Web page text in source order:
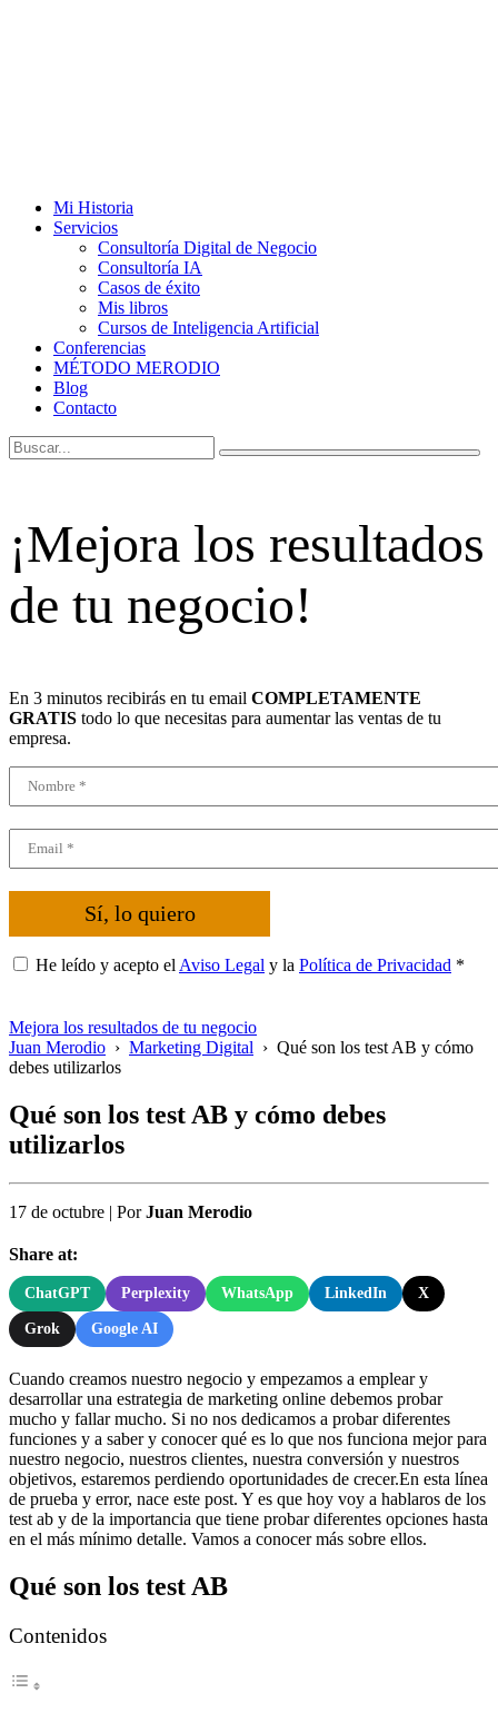
Mi Historia
Servicios
Consultoría Digital de Negocio
Consultoría IA
Casos de éxito
Mis libros
Cursos de Inteligencia Artificial
Conferencias
MÉTODO MERODIO
Blog
Contacto
¡Mejora los resultados
de tu negocio!
En 3 minutos recibirás en tu email COMPLETAMENTE
GRATIS todo lo que necesitas para aumentar las ventas de tu
empresa.
Sí, lo quiero
He leído y acepto el Aviso Legal y la Política de Privacidad *
Mejora los resultados de tu negocio
Juan Merodio › Marketing Digital › Qué son los test AB y cómo
debes utilizarlos
Qué son los test AB y cómo debes
utilizarlos
17 de octubre | PorJuan Merodio
Share at:
ChatGPT Perplexity WhatsApp LinkedIn X
Grok Google AI
Cuando creamos nuestro negocio y empezamos a emplear y
desarrollar una estrategia de marketing online debemos probar
mucho y fallar mucho. Si no nos dedicamos a probar diferentes
funciones y a saber y conocer qué es lo que nos funciona mejor para
nuestro negocio, nuestros clientes, nuestra conversión y nuestros
objetivos, estaremos perdiendo oportunidades de crecer.En esta línea
de prueba y error, nace este post. Y es que hoy voy a hablaros de los
test ab y de la importancia que tiene probar diferentes opciones hasta
en el más mínimo detalle. Vamos a conocer más sobre ellos.
Qué son los test AB
Contenidos